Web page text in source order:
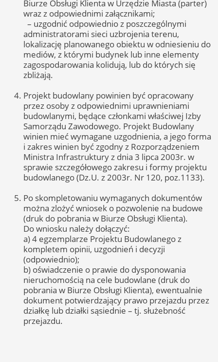
Biurze Obsługi Klienta w Urzędzie Miasta (parter)
wraz z odpowiednimi załącznikami;
– uzgodnić odpowiednio z poszczególnymi
administratorami sieci uzbrojenia terenu,
lokalizację planowanego obiektu w odniesieniu do
mediów, z którymi budynek lub inne elementy
zagospodarowania kolidują, lub do których się
zbliżają.
Projekt budowlany powinien być opracowany
przez osoby z odpowiednimi uprawnieniami
budowlanymi, będące członkami właściwej Izby
Samorządu Zawodowego. Projekt Budowlany
winien mieć wymagane uzgodnienia, a jego forma
i zakres winien być zgodny z Rozporządzeniem
Ministra Infrastruktury z dnia 3 lipca 2003r. w
sprawie szczegółowego zakresu i formy projektu
budowlanego (Dz.U. z 2003r. Nr 120, poz.1133).
Po skompletowaniu wymaganych dokumentów
można zlożyć wniosek o pozwolenie na budowe
(druk do pobrania w Biurze Obsługi Klienta).
Do wniosku należy dołączyć:
a) 4 egzemplarze Projektu Budowlanego z
kompletem opinii, uzgodnień i decyzji
(odpowiednio);
b) oświadczenie o prawie do dysponowania
nieruchomością na cele budowlane (druk do
pobrania w Biurze Obsługi Klienta), ewentualnie
dokument potwierdzający prawo przejazdu przez
działkę lub działki sąsiednie – tj. służebność
przejazdu.